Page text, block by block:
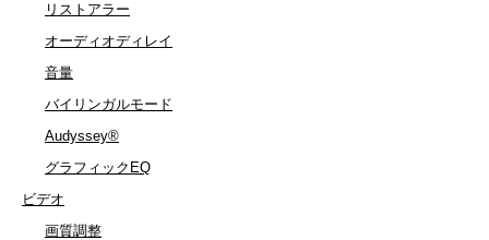
リストアラー
オーディオディレイ
音量
バイリンガルモード
Audyssey®
グラフィックEQ
ビデオ
画質調整